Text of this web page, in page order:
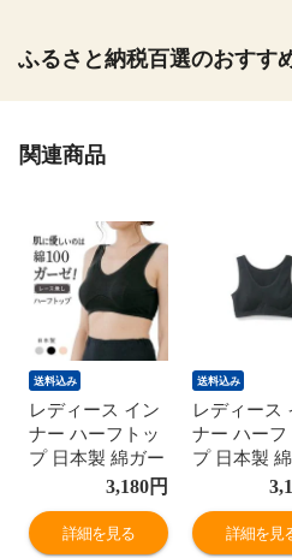
ふるさと納税百選のおすす
関連商品
送料込み
レディース イン
ナー ハーフトッ
プ 日本製 綿ガー
ゼ 年間 スーピマ
綿100% コットン
100 ブラトップ
3,180円
詳細を見る
送料込み
レディース
ナー ハーフ
プ 日本製
ゼ 年間 ス
綿100% コ
100 ブラト
詳細を見